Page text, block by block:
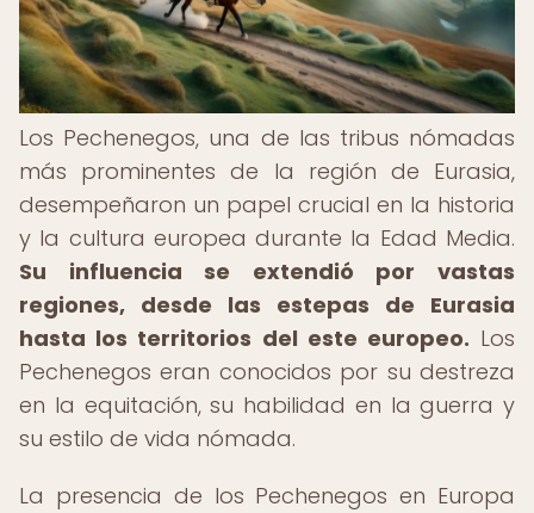
Los Pechenegos, una de las tribus nómadas
más prominentes de la región de Eurasia,
desempeñaron un papel crucial en la historia
y la cultura europea durante la Edad Media.
Su influencia se extendió por vastas
regiones, desde las estepas de Eurasia
hasta los territorios del este europeo. Los
Pechenegos eran conocidos por su destreza
en la equitación, su habilidad en la guerra y
su estilo de vida nómada.
La presencia de los Pechenegos en Europa